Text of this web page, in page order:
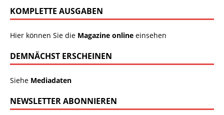
KOMPLETTE AUSGABEN
Hier können Sie die Magazine online einsehen
DEMNÄCHST ERSCHEINEN
Siehe Mediadaten
NEWSLETTER ABONNIEREN